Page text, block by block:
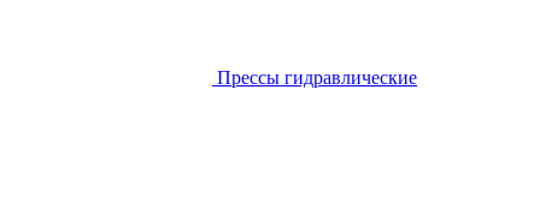
Прессы гидравлические